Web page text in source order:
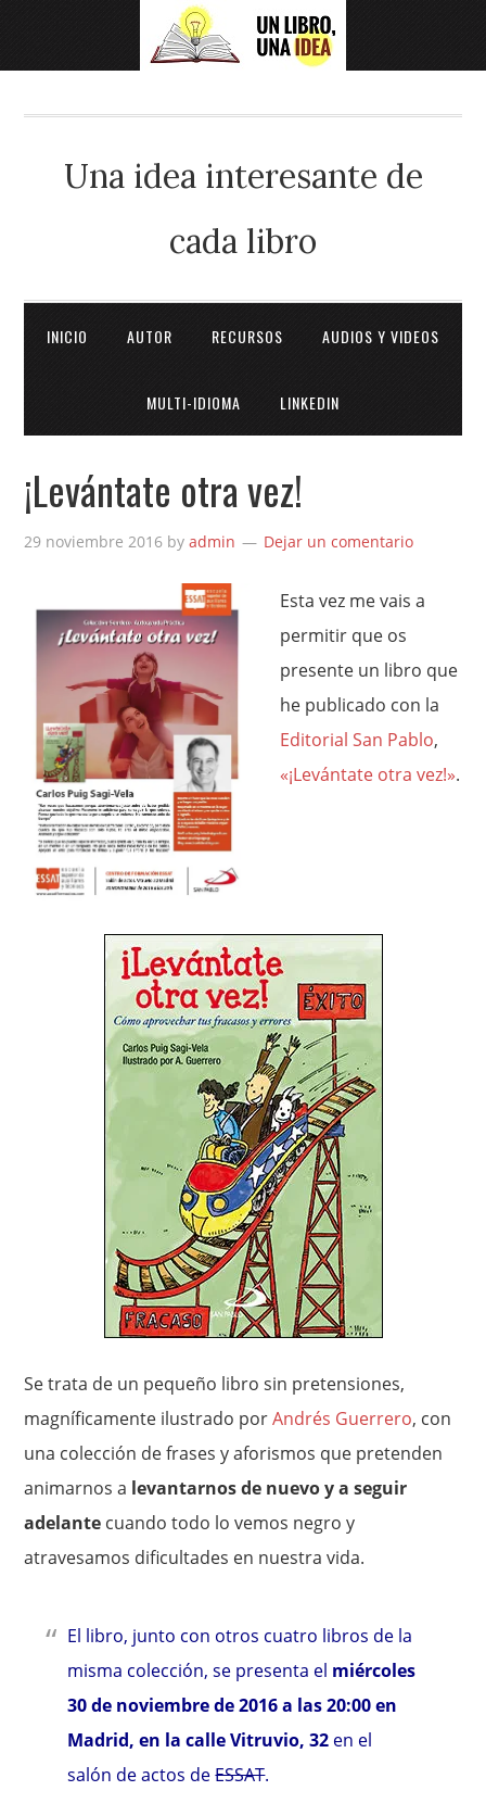
Una idea interesante de
cada libro
INICIO AUTOR RECURSOS AUDIOS Y VIDEOS
MULTI-IDIOMA LINKEDIN
¡Levántate otra vez!
29 noviembre 2016 byadmin Dejar un comentario
Esta vez me vais a
permitir que os
presente un libro que
he publicado con la
Editorial San Pablo,
«¡Levántate otra vez!».
Se trata de un pequeño libro sin pretensiones,
magníficamente ilustrado porAndrés Guerrero, con
una colección de frases y aforismos que pretenden
animarnos a levantarnos de nuevo y a seguir
adelante cuando todo lo vemos negro y
atravesamos dificultades en nuestra vida.
El libro, junto con otros cuatro libros de la
misma colección, se presenta el miércoles
30 de noviembre de 2016 a las 20:00 en
Madrid, en la calle Vitruvio, 32 en el
salón de actos deESSAT.